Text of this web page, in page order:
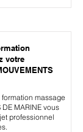
votre
massage
DE MARINE vous
professionnel